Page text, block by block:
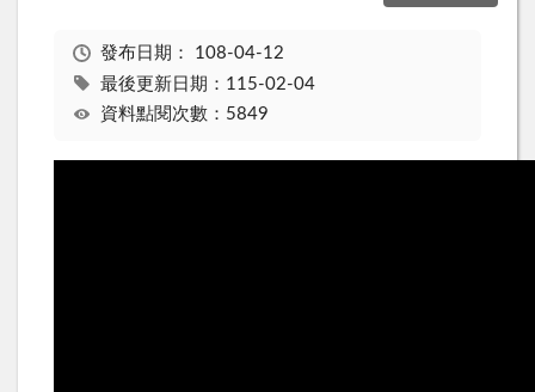
發布日期： 108-04-12
最後更新日期：115-02-04
資料點閱次數：5849